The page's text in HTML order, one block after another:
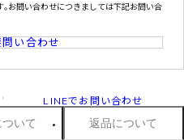
お問い合わせにつきましては下記お問い合
い合わせ
LINEでお問い合わせ
いて 返品について